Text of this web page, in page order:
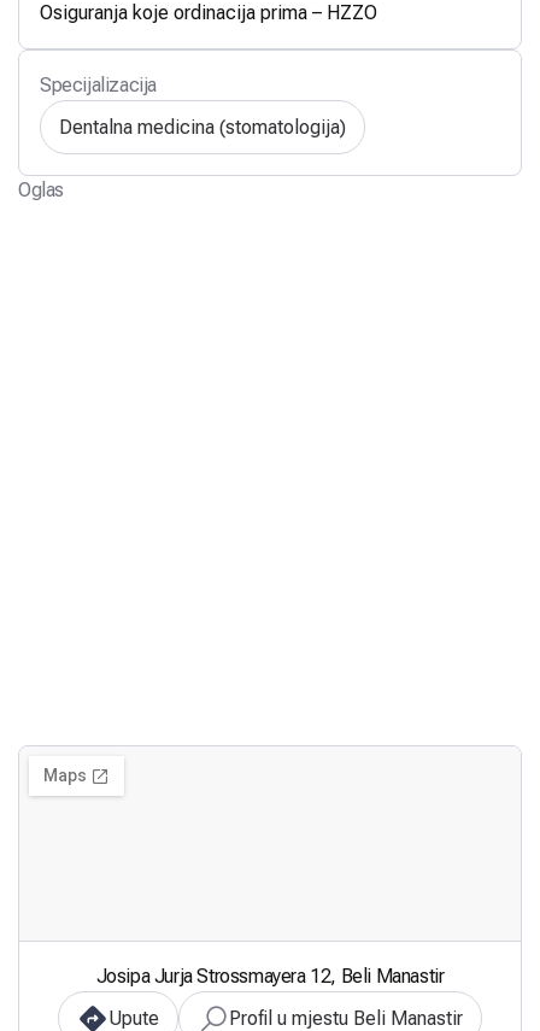
Osiguranja koje ordinacija prima – HZZO
Specijalizacija
Dentalna medicina (stomatologija)
Oglas
Josipa Jurja Strossmayera 12, Beli Manastir
Upute
Profil u mjestu Beli Manastir